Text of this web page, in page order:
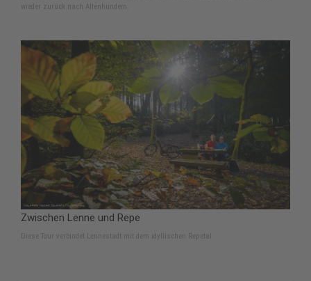
wieder zurück nach Altenhundem.
Zwischen Lenne und Repe
Diese Tour verbindet Lennestadt mit dem idyllischen Repetal.